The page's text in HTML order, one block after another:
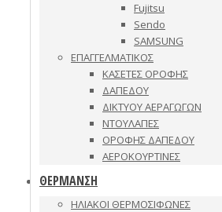
Fujitsu
Sendo
SAMSUNG
ΕΠΑΓΓΕΛΜΑΤΙΚΟΣ
ΚΑΣΕΤΕΣ ΟΡΟΦΗΣ
ΔΑΠΕΔΟΥ
ΔΙΚΤΥΟΥ ΑΕΡΑΓΩΓΩΝ
ΝΤΟΥΛΑΠΕΣ
ΟΡΟΦΗΣ ΔΑΠΕΔΟΥ
ΑΕΡΟΚΟΥΡΤΙΝΕΣ
ΘΕΡΜΑΝΣΗ
ΗΛΙΑΚΟΙ ΘΕΡΜΟΣΙΦΩΝΕΣ